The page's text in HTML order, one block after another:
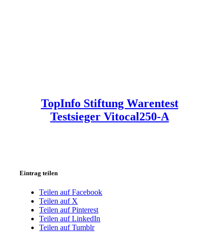
TopInfo Stiftung Warentest
Testsieger Vitocal250-A
Eintrag teilen
Teilen auf Facebook
Teilen auf X
Teilen auf Pinterest
Teilen auf LinkedIn
Teilen auf Tumblr